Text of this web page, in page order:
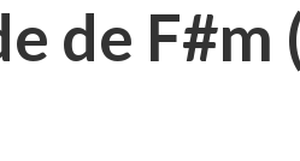
de F#m